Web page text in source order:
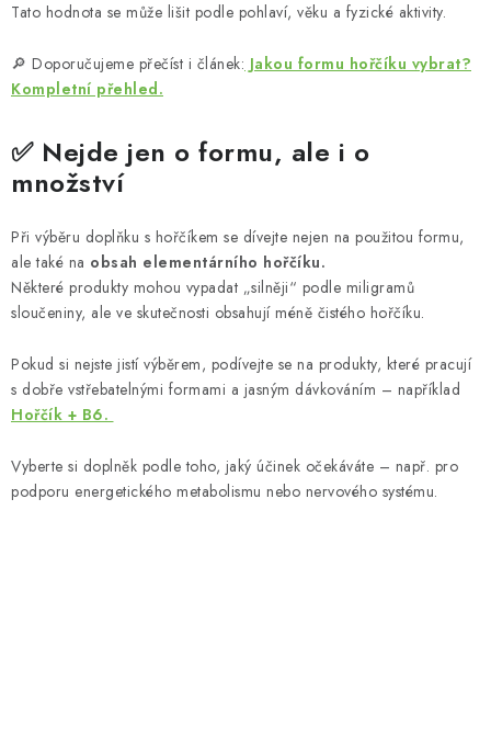
Tato hodnota se může lišit podle pohlaví, věku a fyzické aktivity.
🔎 Doporučujeme přečíst i článek: Jakou formu hořčíku vybrat?
Kompletní přehled.
✅ Nejde jen o formu, ale i o
množství
Při výběru doplňku s hořčíkem se dívejte nejen na použitou formu,
ale také na obsah elementárního hořčíku.
Některé produkty mohou vypadat „silněji“ podle miligramů
sloučeniny, ale ve skutečnosti obsahují méně čistého hořčíku.
Pokud si nejste jistí výběrem, podívejte se na produkty, které pracují
s dobře vstřebatelnými formami a jasným dávkováním – například
Hořčík + B6.
Vyberte si doplněk podle toho, jaký účinek očekáváte – např. pro
podporu energetického metabolismu nebo nervového systému.